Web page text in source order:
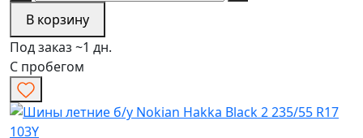
В корзину
Под заказ ~1 дн.
С пробегом